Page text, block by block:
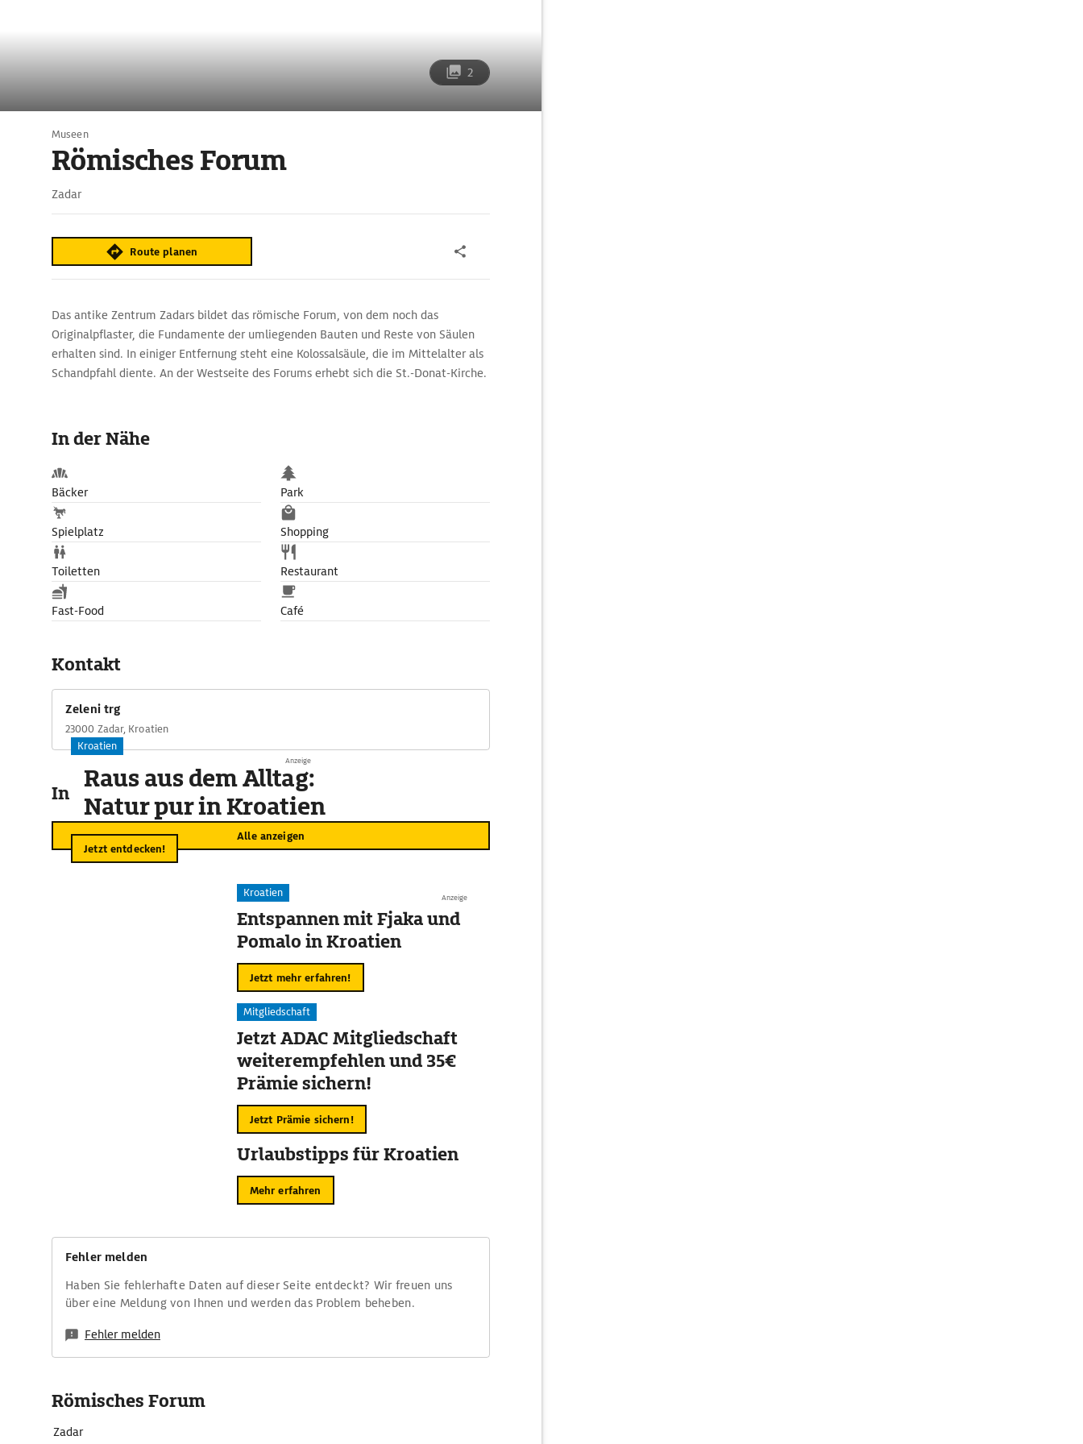
2
Museen
Römisches Forum
Zadar
Route planen
Das antike Zentrum Zadars bildet das römische Forum, von dem noch das
Originalpflaster, die Fundamente der umliegenden Bauten und Reste von Säulen
erhalten sind. In einiger Entfernung steht eine Kolossalsäule, die im Mittelalter als
Schandpfahl diente. An der Westseite des Forums erhebt sich die St.-Donat-Kirche.
In der Nähe
Bäcker Park
Spielplatz Shopping
Toiletten Restaurant
Fast-Food Café
Kontakt
Zeleni trg
23000 Zadar, Kroatien
In der Umgebung
Alle anzeigen
Anzeige
Kroatien
Raus aus dem Alltag:
Natur pur in Kroatien
Jetzt entdecken!
Anzeige
Kroatien
Entspannen mit Fjaka und
Pomalo in Kroatien
Jetzt mehr erfahren!
Mitgliedschaft
Jetzt ADAC Mitgliedschaft
weiterempfehlen und 35€
Prämie sichern!
Jetzt Prämie sichern!
Urlaubstipps für Kroatien
Mehr erfahren
Fehler melden
Haben Sie fehlerhafte Daten auf dieser Seite entdeckt? Wir freuen uns
über eine Meldung von Ihnen und werden das Problem beheben.
Fehler melden
Römisches Forum
Zadar